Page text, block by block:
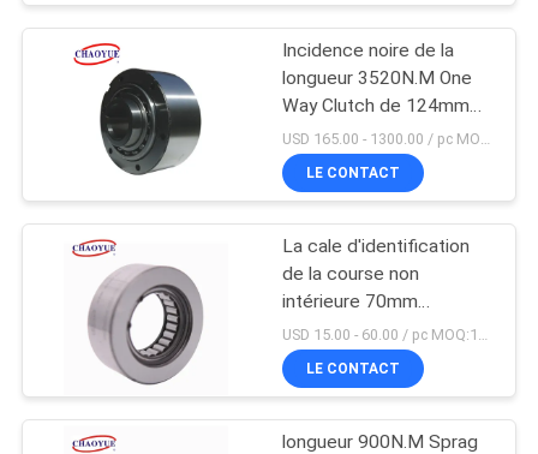
Frein d'embrayage
électromagnétique
Embrayage de
limiteur de couple
Incidence noire de la
longueur 3520N.M One
Way Clutch de 124mm
pour Industies
LE CONTACT
La cale d'identification
de la course non
intérieure 70mm
débordant l'embrayage,
laissent aller un
embrayage de manière
LE CONTACT
longueur 900N.M Sprag